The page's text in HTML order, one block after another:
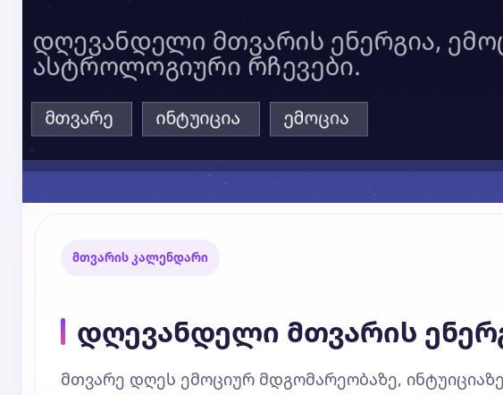
მთვარის კალენდარი
დღევანდელი მთვარის
მთვარე დღეს ემოციურ მდგომარეობაზე,